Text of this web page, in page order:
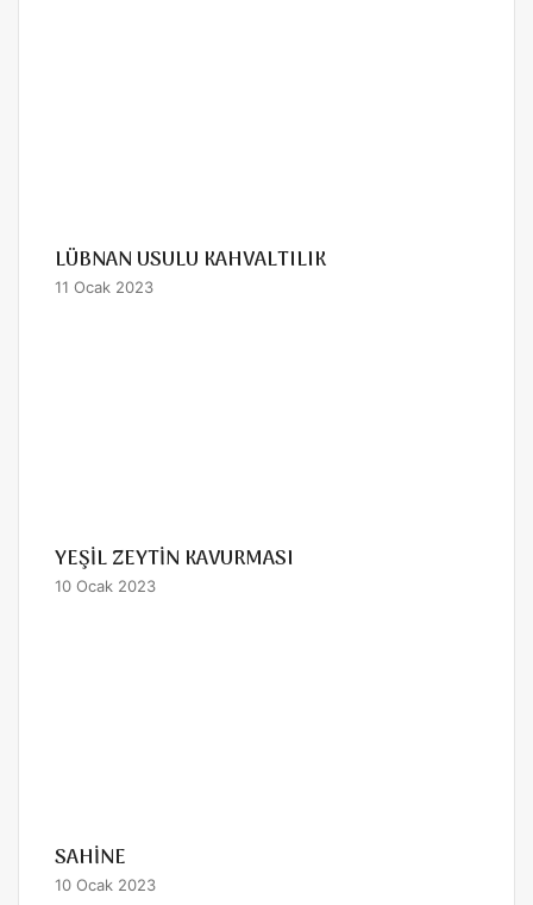
LÜBNAN USULU KAHVALTILIK
11 Ocak 2023
YEŞİL ZEYTİN KAVURMASI
10 Ocak 2023
SAHİNE
10 Ocak 2023